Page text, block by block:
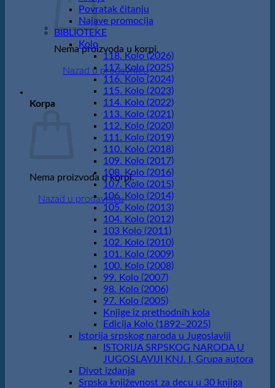
Nema proizvoda u korpi.
Nazad u prodavnicu
Korpa
Nema proizvoda u korpi.
Nazad u prodavnicu
Povratak čitanju
Najave promocija
BIBLIOTEKE
Kolo
118. Kolo (2026)
117. Kolo (2025)
116. Kolo (2024)
115. Kolo (2023)
114. Kolo (2022)
113. Kolo (2021)
112. Kolo (2020)
111. Kolo (2019)
110. Kolo (2018)
109. Kolo (2017)
108. Kolo (2016)
107. Kolo (2015)
106. Kolo (2014)
105. Kolo (2013)
104. Kolo (2012)
103 Kolo (2011)
102. Kolo (2010)
101. Kolo (2009)
100. Kolo (2008)
99. Kolo (2007)
98. Kolo (2006)
97. Kolo (2005)
Knjige iz prethodnih kola
Edicija Kolo (1892‒2025)
Istorija srpskog naroda u Jugoslaviji
ISTORIJA SRPSKOG NARODA U
JUGOSLAVIJI KNJ. I, Grupa autora
Divot izdanja
Srpska književnost za decu u 30 knjiga